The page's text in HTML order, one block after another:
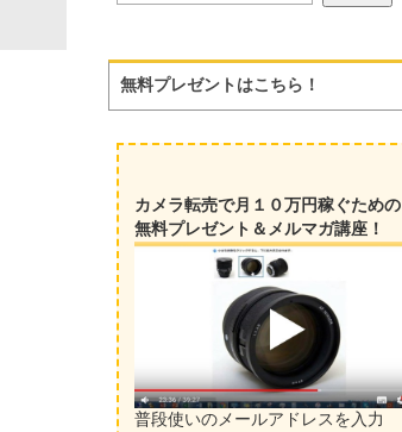
無料プレゼントはこちら！
カメラ転売で月１０万円稼ぐための
無料プレゼント＆メルマガ講座！
普段使いのメールアドレスを入力